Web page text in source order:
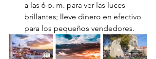
a las 6 p. m. para ver las luces
brillantes; lleve dinero en efectivo
para los pequeños vendedores.